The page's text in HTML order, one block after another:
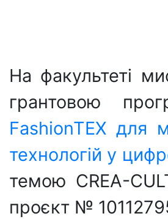
На факультеті
грантовою
FashionTEX для
технологій у
темою CREA-
проєкт №